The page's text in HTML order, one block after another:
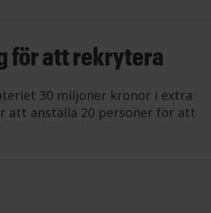
för att rekrytera
30 miljoner kronor i extra
att anställa 20 personer för att